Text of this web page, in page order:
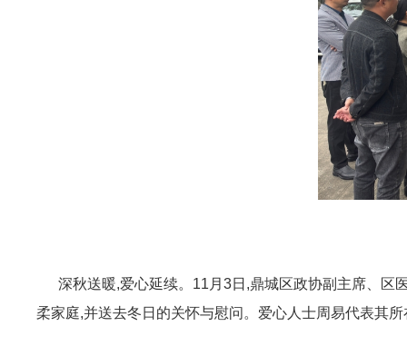
深秋送暖,爱心延续。11月3日,鼎城区政协副主席、区
柔家庭,并送去冬日的关怀与慰问。爱心人士周易代表其